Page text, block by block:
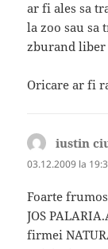
ar fi ales sa
la zoo sau sa
zburand
Oricare ar fi
iustin
03.12.2009 la
Foarte
JOS
firmei